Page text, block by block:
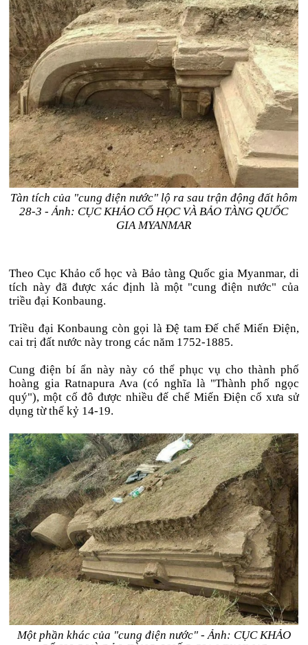
Tàn tích của "cung điện nước" lộ ra sau trận động đất hôm
28-3 - Ảnh: CỤC KHẢO CỔ HỌC VÀ BẢO TÀNG QUỐC
GIA MYANMAR
Theo Cục Khảo cổ học và Bảo tàng Quốc gia Myanmar, di
tích này đã được xác định là một "cung điện nước" của
triều đại Konbaung.
Triều đại Konbaung còn gọi là Đệ tam Đế chế Miến Điện,
cai trị đất nước này trong các năm 1752-1885.
Cung điện bí ẩn này này có thể phục vụ cho thành phố
hoàng gia Ratnapura Ava (có nghĩa là "Thành phố ngọc
quý"), một cố đô được nhiều đế chế Miến Điện cổ xưa sử
dụng từ thế kỷ 14-19.
Một phần khác của "cung điện nước" - Ảnh: CỤC KHẢO